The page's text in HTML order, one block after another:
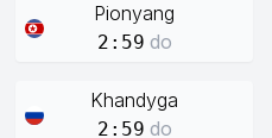
Pionyang
2:59 do
Khandyga
2:59 do